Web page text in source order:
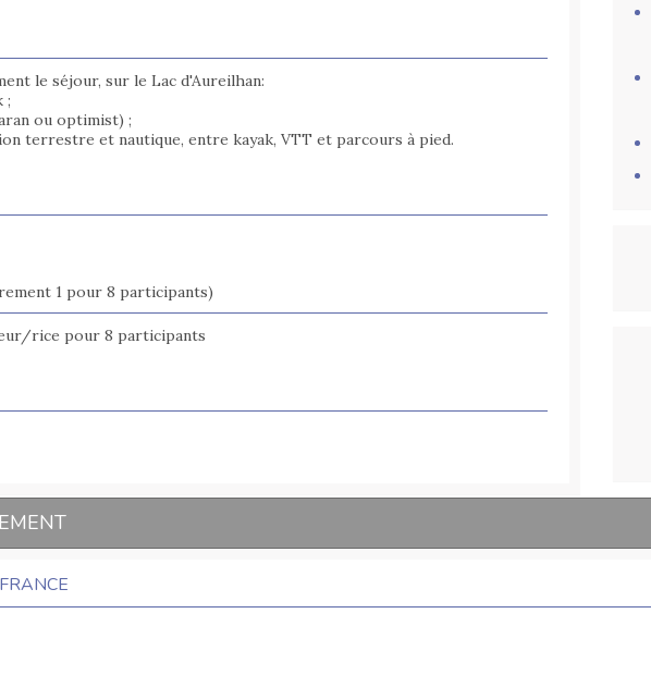
le séjour, sur le Lac d'Aureilhan:
;
ou optimist) ;
terrestre et nautique, entre kayak, VTT et parcours à pied.
1 pour 8 participants)
rice pour 8 participants